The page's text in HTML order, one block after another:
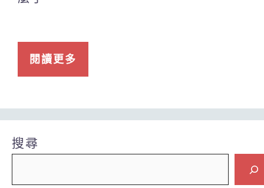
閱讀更多
搜尋